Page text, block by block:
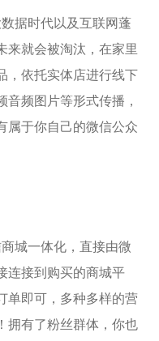
据时代以及互联网蓬
来就会被淘汰，在家里
，依托实体店进行线下
音频图片等形式传播，
属于你自己的微信公众
城一体化，直接由微
连接到购买的商城平
单即可，多种多样的营
拥有了粉丝群体，你也